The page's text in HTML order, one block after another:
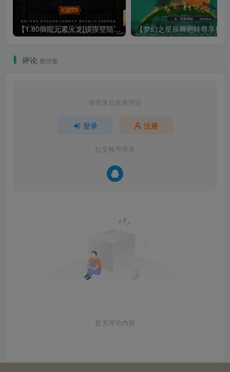
【1.80御龍元素火龙[摸摸登陆器]】战神引擎WIN服务端+GM工具+充值后台+双端+架设教程
评论 抢沙发
请登录后发表评论
登录 注册
社交账号登录
暂无评论内容